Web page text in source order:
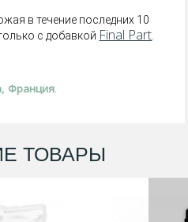
в течение последних 10
c добавкой Final Part
Франция
ТОВАРЫ